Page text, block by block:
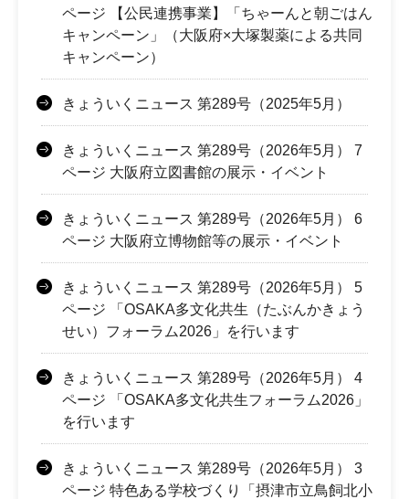
ページ 【公民連携事業】「ちゃーんと朝ごはん
キャンペーン」（大阪府×大塚製薬による共同
キャンペーン）
きょういくニュース 第289号（2025年5月）
きょういくニュース 第289号（2026年5月） 7
ページ 大阪府立図書館の展示・イベント
きょういくニュース 第289号（2026年5月） 6
ページ 大阪府立博物館等の展示・イベント
きょういくニュース 第289号（2026年5月） 5
ページ 「OSAKA多文化共生（たぶんかきょう
せい）フォーラム2026」を行います
きょういくニュース 第289号（2026年5月） 4
ページ 「OSAKA多文化共生フォーラム2026」
を行います
きょういくニュース 第289号（2026年5月） 3
ページ 特色ある学校づくり「摂津市立鳥飼北小